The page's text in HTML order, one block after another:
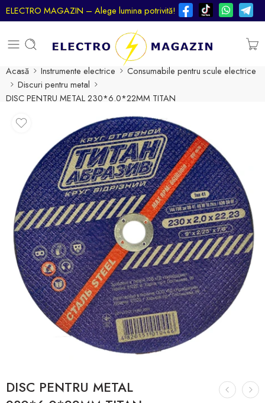
ELECTRO MAGAZIN – Alege lumina potrivită!
Acasă Instrumente electrice
Consumabile pentru scule electrice
Discuri pentru metal
DISC PENTRU METAL 230*6.0*22MM TITAN
DISC PENTRU METAL